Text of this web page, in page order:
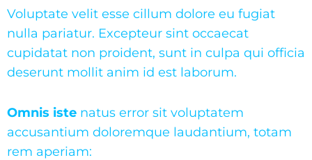
Voluptate velit esse cillum dolore eu fugiat
nulla pariatur. Excepteur sint occaecat
cupidatat non proident, sunt in culpa qui officia
deserunt mollit anim id est laborum.
Omnis iste natus error sit voluptatem
accusantium doloremque laudantium, totam
rem aperiam: